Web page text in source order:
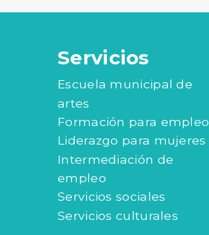
Servicios
Escuela municipal de
artes
Formación para empleo
Liderazgo para mujeres
Intermediación de
empleo
Servicios sociales
Servicios culturales